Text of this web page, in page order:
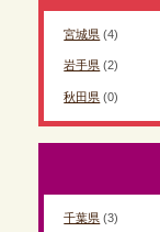
宮城県 (4)
岩手県 (2)
秋田県 (0)
千葉県 (3)